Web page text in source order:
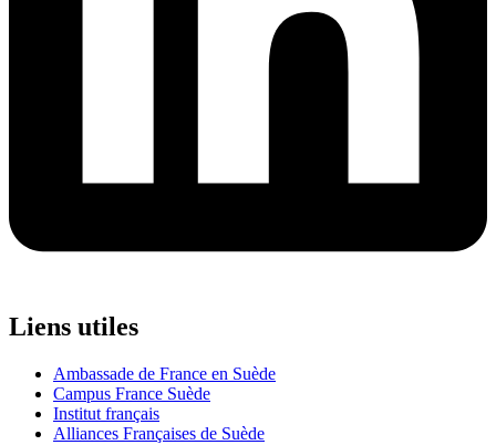
Liens utiles
Ambassade de France en Suède
Campus France Suède
Institut français
Alliances Françaises de Suède